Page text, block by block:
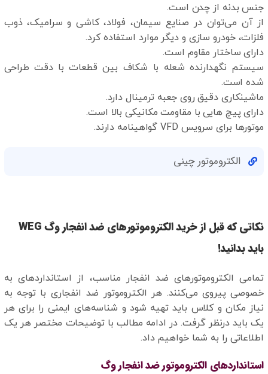
جنس بدنه از چدن است.
از آن می‌توان در صنایع سیمان، فولاد، کاشی و سرامیک، ذوب
فلزات، خودرو سازی و دیگر موارد استفاده کرد.
دارای ساختار مقاوم است.
سیستم نگهدارنده شعله با شکاف بین قطعات با دقت طراحی
شده است.
ماشینکاری دقیق روی جعبه ترمینال دارد.
دارای پیچ هایی با مقاومت مکانیکی بالا است.
موتورها برای سرویس VFD گواهینامه دارند.
الکتروموتور چینی
نکاتی که قبل از خرید الکتروموتورهای ضد انفجار وگ WEG
باید بدانید!
تمامی الکتروموتورهای ضد انفجار مناسب، از استانداردهای به
خصوصی پیروی می‌کنند. هر الکتروموتور ضد انفجاری با توجه به
نیاز مکان و کلاس باید تهیه شود و شناسه‌های ایمنی را برای هر
یک باید درنظر گرفت. در ادامه مطالب با توضیحات مختصر هر یک
اطلاعاتی را به شما خواهیم داد.
استانداردهای الکتروموتور ضد انفجار وگ